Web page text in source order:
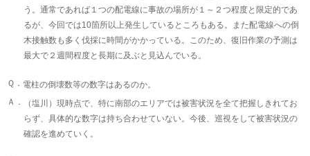
う。通常であれば１つの配電線に事故の場所が１～２つ程度と限定的であ
るが、今回では10箇所以上発生しているところもある。また配電線への倒
木接触数も多く伐採に時間がかかっている。このため、復旧作業の予測は
最大で２週間程度と長期に及ぶと見込んでいる。
Ｑ． 電柱の倒壊数等の数字はあるのか。
Ａ．
（塩川）現時点で、特に南部のエリアでは被害状況を全て把握しきれてお
らず、具体的な数字は持ち合わせていない。今後、巡視をして被害状況の
確認を進めていく。